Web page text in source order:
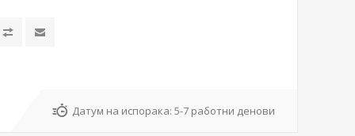
Датум на испорака: 5-7 работни денови